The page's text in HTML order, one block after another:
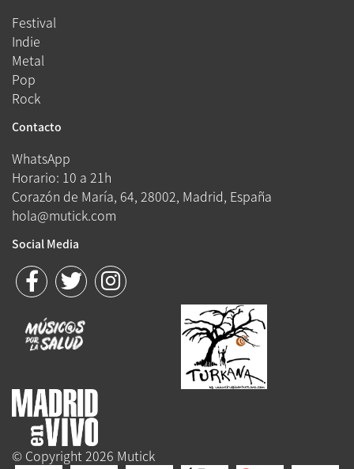
Festival
Indie
Metal
Pop
Rock
Contacto
WhatsApp
Horario: 10 a 21h
Corazón de María, 64, 28002, Madrid, España
hola@mutick.com
Social Media
© Copyright 2026 Mutick